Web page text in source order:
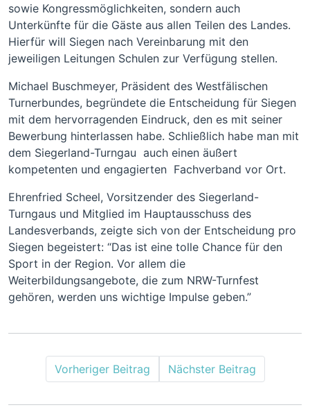
sowie Kongressmöglichkeiten, sondern auch
Unterkünfte für die Gäste aus allen Teilen des Landes.
Hierfür will Siegen nach Vereinbarung mit den
jeweiligen Leitungen Schulen zur Verfügung stellen.
Michael Buschmeyer, Präsident des Westfälischen
Turnerbundes, begründete die Entscheidung für Siegen
mit dem hervorragenden Eindruck, den es mit seiner
Bewerbung hinterlassen habe. Schließlich habe man mit
dem Siegerland-Turngau auch einen äußert
kompetenten und engagierten Fachverband vor Ort.
Ehrenfried Scheel, Vorsitzender des Siegerland-
Turngaus und Mitglied im Hauptausschuss des
Landesverbands, zeigte sich von der Entscheidung pro
Siegen begeistert: “Das ist eine tolle Chance für den
Sport in der Region. Vor allem die
Weiterbildungsangebote, die zum NRW-Turnfest
gehören, werden uns wichtige Impulse geben.”
Vorheriger Beitrag Nächster Beitrag